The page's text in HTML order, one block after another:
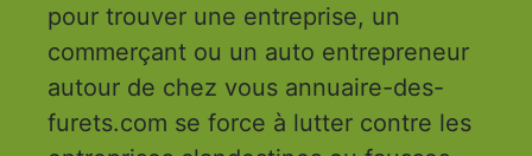
pour trouver une entreprise, un
commerçant ou un auto entrepreneur
autour de chez vous annuaire-des-
furets.com se force à lutter contre les